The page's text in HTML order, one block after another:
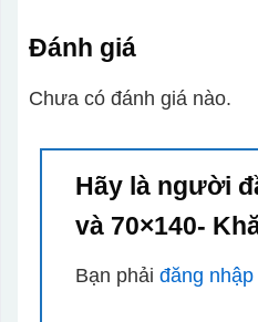
Đánh giá
Chưa có đánh giá nào.
Hãy là người
và 70×140-
Bạn phải đăng nhập